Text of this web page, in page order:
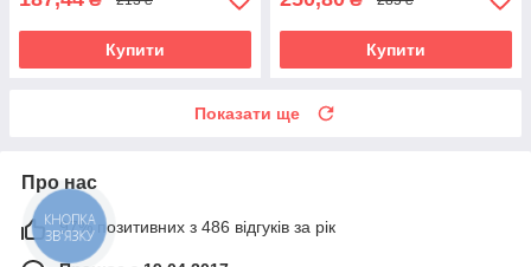
Купити Купити
Показати ще
Про нас
97% позитивних з 486 відгуків за рік
КНОПКА
ЗВ'ЯЗКУ